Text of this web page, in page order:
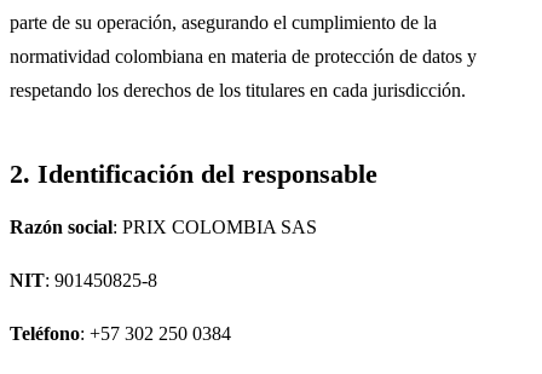
parte de su operación, asegurando el cumplimiento de la
normatividad colombiana en materia de protección de datos y
respetando los derechos de los titulares en cada jurisdicción.
2. Identificación del responsable
Razón social: PRIX COLOMBIA SAS
NIT: 901450825-8
Teléfono: +57 302 250 0384